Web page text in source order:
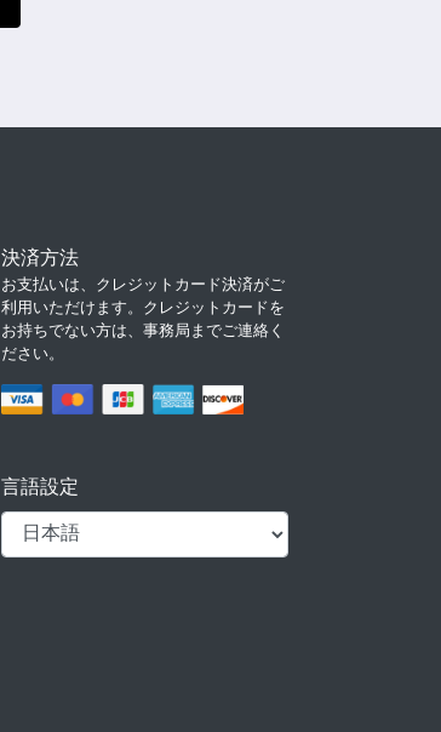
決済方法
お支払いは、クレジットカード決済がご
利用いただけます。クレジットカードを
お持ちでない方は、事務局までご連絡く
ださい。
言語設定